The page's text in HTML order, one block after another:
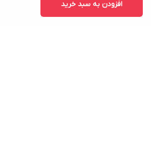
افزودن به سبد خرید